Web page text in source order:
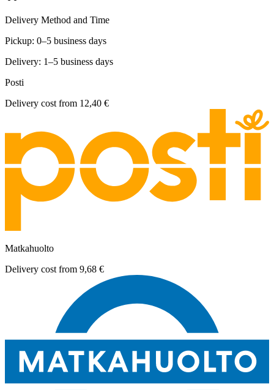
Delivery Method and Time
Pickup: 0–5 business days
Delivery: 1–5 business days
Posti
Delivery cost from 12,40 €
Matkahuolto
Delivery cost from 9,68 €